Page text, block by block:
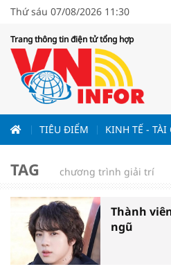
Thứ sáu 07/08/2026 11:30
Trang thông tin điện tử tổng hợp
TIÊU ĐIỂM KINH TẾ - TÀI
TAG chương trình giải trí
Thành
ngũ